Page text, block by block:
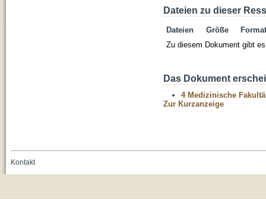
Dateien zu dieser
Dateien Größe
Format
Zu diesem Dokument gibt
Das Dokument
4 Medizinische
Zur Kurzanzeige
Kontakt